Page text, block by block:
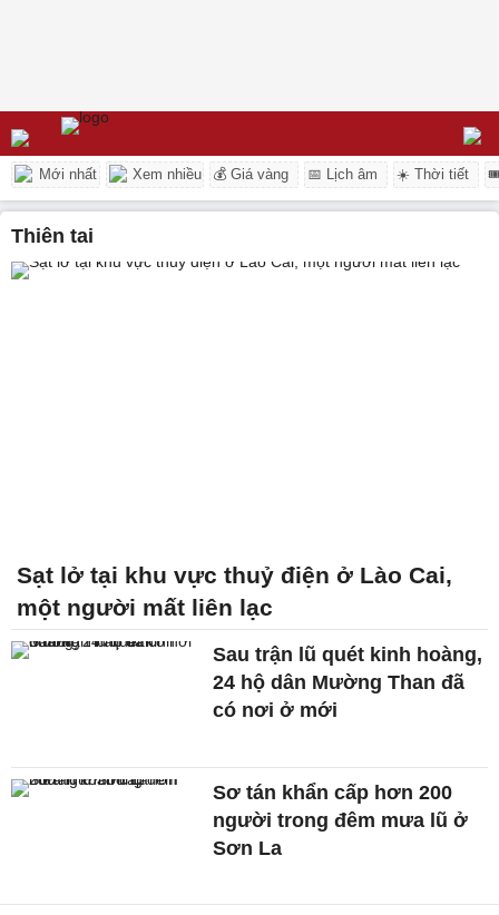
Mới nhất Xem nhiều 💰 Giá vàng 📅 Lịch âm ☀️ Thời tiết
thiên tai
Sạt lở tại khu vực thuỷ điện ở Lào Cai,
một người mất liên lạc
Sau trận lũ quét kinh hoàng,
24 hộ dân Mường Than đã
có nơi ở mới
Sơ tán khẩn cấp hơn 200
người trong đêm mưa lũ ở
Sơn La